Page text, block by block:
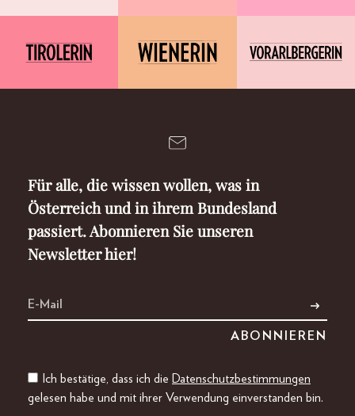
Für alle, die wissen wollen, was in
Österreich und in ihrem Bundesland
passiert. Abonnieren Sie unseren
Newsletter hier!
Ich bestätige, dass ich die Datenschutzbestimmungen
gelesen habe und mit ihrer Verwendung einverstanden bin.